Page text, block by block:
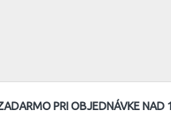
PRI OBJEDNÁVKE NAD